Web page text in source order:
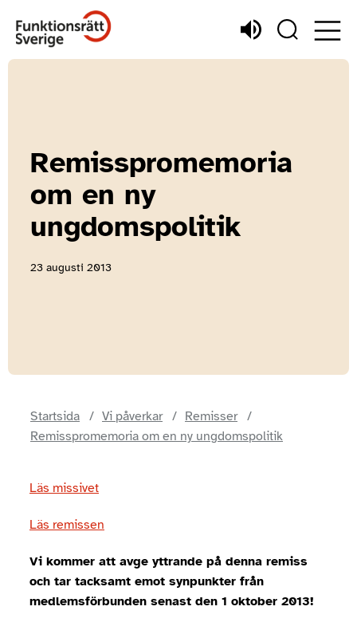
Remisspromemoria
om en ny
ungdomspolitik
23 augusti 2013
Startsida Vi påverkar
Remisser
Remisspromemoria om en ny ungdomspolitik
Läs missivet
Läs remissen
Vi kommer att avge yttrande på denna remiss
och tar tacksamt emot synpunkter från
medlemsförbunden senast den 1 oktober 2013!